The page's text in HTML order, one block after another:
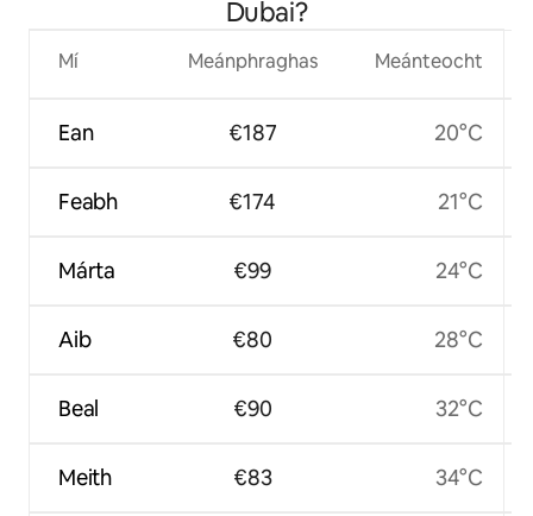
Dubai?
Mí
Ean
Feabh
Márta
Aib
Beal
Meith
Meánphraghas
€187
€174
€99
€80
€90
€83
Meánteocht
20°C
21°C
24°C
28°C
32°C
34°C